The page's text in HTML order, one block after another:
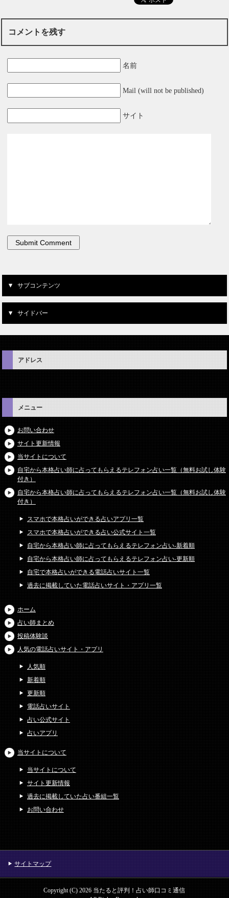
コメントを残す
名前
Mail (will not be published)
サイト
サブコンテンツ
サイドバー
アドレス
メニュー
お問い合わせ
サイト更新情報
当サイトについて
自宅から本格占い師に占ってもらえるテレフォン占い一覧（無料お試し体験
付き）
自宅から本格占い師に占ってもらえるテレフォン占い一覧（無料お試し体験
付き）
スマホで本格占いができる占いアプリ一覧
スマホで本格占いができる占い公式サイト一覧
自宅から本格占い師に占ってもらえるテレフォン占い-新着順
自宅から本格占い師に占ってもらえるテレフォン占い-更新順
自宅で本格占いができる電話占いサイト一覧
過去に掲載していた電話占いサイト・アプリ一覧
ホーム
占い師まとめ
投稿体験談
人気の電話占いサイト・アプリ
人気順
新着順
更新順
電話占いサイト
占い公式サイト
占いアプリ
当サイトについて
当サイトについて
サイト更新情報
過去に掲載していた占い番組一覧
お問い合わせ
サイトマップ
Copyright (C) 2026 当たると評判！占い師口コミ通信